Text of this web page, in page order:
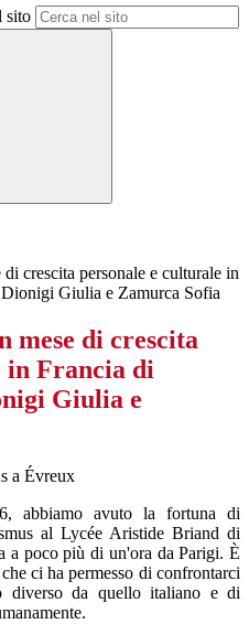
sito
crescita personale e culturale in
Giulia e Zamurca Sofia
mese di crescita
in Francia di
Giulia e
abbiamo avuto la fortuna di
al Lycée Aristide Briand di
a poco più di un'ora da Parigi. È
ci ha permesso di confrontarci
diverso da quello italiano e di